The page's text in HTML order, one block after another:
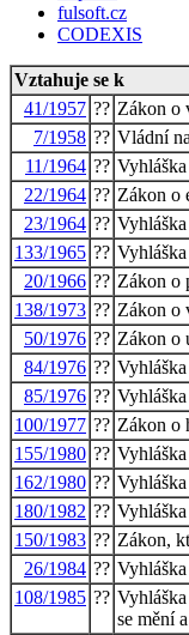
fulsoft.cz
CODEXIS
Vztahuje se k
41/1957 ?? Zákon o
7/1958 ?? Vládní
11/1964 ??
22/1964 ?? Zákon o
23/1964 ??
133/1965 ??
20/1966 ?? Zákon o
138/1973 ?? Zákon o
50/1976 ?? Zákon o
84/1976 ??
85/1976 ??
100/1977 ?? Zákon o
155/1980 ??
162/1980 ??
180/1982 ??
150/1983 ?? Zákon,
26/1984 ??
108/1985 ??
se mění